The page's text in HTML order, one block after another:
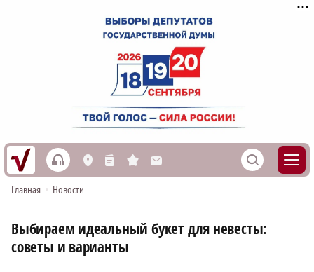
h L n s M S
Главная • Новости
Выбираем идеальный букет для невесты:
советы и варианты